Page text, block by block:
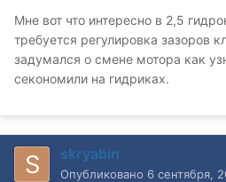
Мне вот что интересно в 2,5
требуется регулировка зазоров
задумался о смене мотора как
секономили на гидриках.
skryabin
Опубликовано 6 сентября,